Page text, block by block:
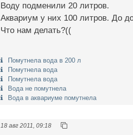
Воду подменили 20 литров.
Аквариум у них 100 литров. До
Что нам делать?((
Помутнела вода в 200 л
Помутнела вода
Помутнела вода
Вода не помутнела
Вода в аквариуме помутнела
18 авг 2011, 09:18